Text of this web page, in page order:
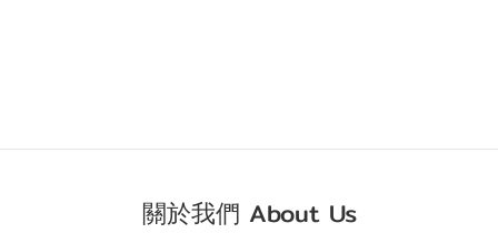
關於我們 About Us